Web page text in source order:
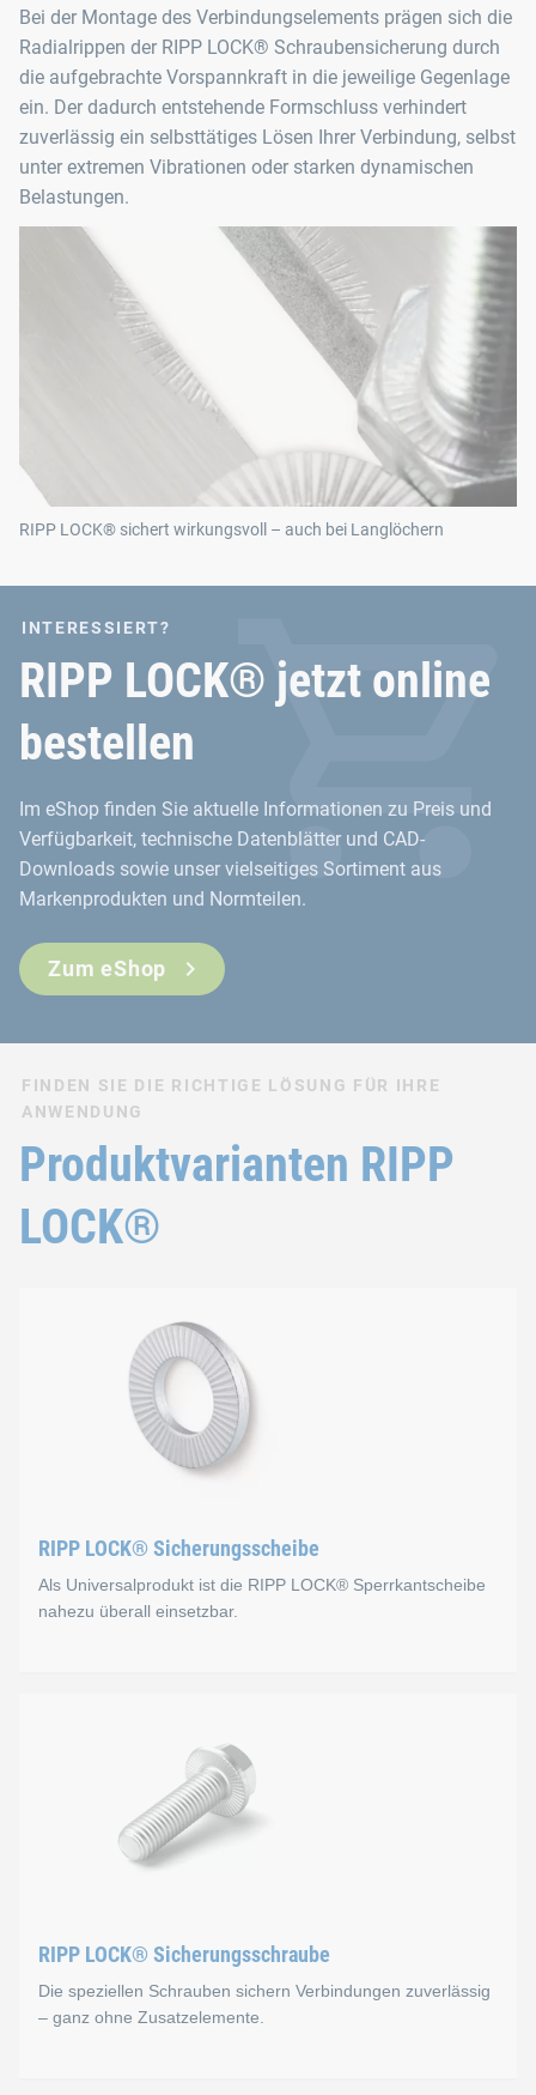
Bei der Montage des Verbindungselements prägen sich die
Radialrippen der RIPP LOCK® Schraubensicherung durch
die aufgebrachte Vorspannkraft in die jeweilige Gegenlage
ein. Der dadurch entstehende Formschluss verhindert
zuverlässig ein selbsttätiges Lösen Ihrer Verbindung, selbst
unter extremen Vibrationen oder starken dynamischen
Belastungen.
RIPP LOCK® sichert wirkungsvoll – auch bei Langlöchern
INTERESSIERT?
RIPP LOCK® jetzt online
bestellen
Im eShop finden Sie aktuelle Informationen zu Preis und
Verfügbarkeit, technische Datenblätter und CAD-
Downloads sowie unser vielseitiges Sortiment aus
Markenprodukten und Normteilen.
Zum eShop
FINDEN SIE DIE RICHTIGE LÖSUNG FÜR IHRE
ANWENDUNG
Produktvarianten RIPP
LOCK®
RIPP LOCK® Sicherungsscheibe
Als Universalprodukt ist die RIPP LOCK® Sperrkantscheibe
nahezu überall einsetzbar.
Die RIPP LOCK® Sicherungsscheiben sind beidseitig
Die Standardvariante besitzt einen Außendurchmesser
RIPP LOCK® Sicherungsschraube
Die speziellen Schrauben sichern Verbindungen zuverlässig
– ganz ohne Zusatzelemente.